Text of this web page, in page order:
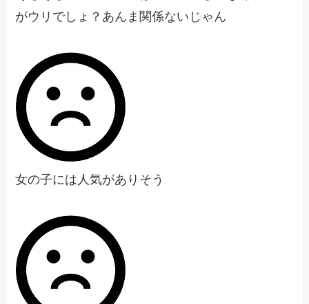
がウリでしょ？あんま関係ないじゃん
女の子には人気がありそう